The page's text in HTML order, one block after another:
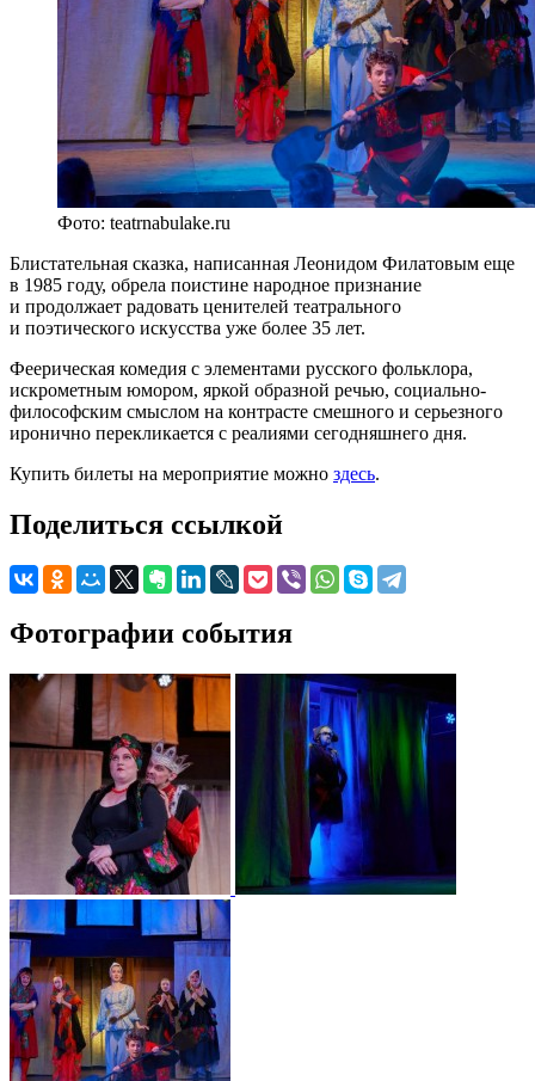
Фото: teatrnabulake.ru
Блистательная сказка, написанная Леонидом Филатовым еще
в 1985 году, обрела поистине народное признание
и продолжает радовать ценителей театрального
и поэтического искусства уже более 35 лет.
Феерическая комедия с элементами русского фольклора,
искрометным юмором, яркой образной речью, социально-
философским смыслом на контрасте смешного и серьезного
иронично перекликается с реалиями сегодняшнего дня.
Купить билеты на мероприятие можно здесь.
Поделиться ссылкой
Фотографии события